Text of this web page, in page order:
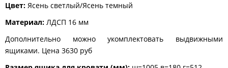
Цвет: Ясень светлый/Ясень темный
Материал: ЛДСП 16 мм​
Дополнительно можно укомплектовать выдвижными
ящиками. Цена 3630 руб